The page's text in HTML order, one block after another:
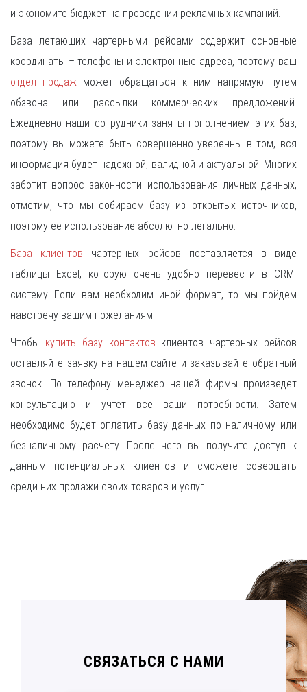
и экономите бюджет на проведении рекламных кампаний.
База летающих чартерными рейсами содержит основные
координаты – телефоны и электронные адреса, поэтому ваш
отдел продаж может обращаться к ним напрямую путем
обзвона или рассылки коммерческих предложений.
Ежедневно наши сотрудники заняты пополнением этих баз,
поэтому вы можете быть совершенно уверенны в том, вся
информация будет надежной, валидной и актуальной. Многих
заботит вопрос законности использования личных данных,
отметим, что мы собираем базу из открытых источников,
поэтому ее использование абсолютно легально.
База клиентов чартерных рейсов поставляется в виде
таблицы Excel, которую очень удобно перевести в CRM-
систему. Если вам необходим иной формат, то мы пойдем
навстречу вашим пожеланиям.
Чтобы купить базу контактов клиентов чартерных рейсов
оставляйте заявку на нашем сайте и заказывайте обратный
звонок. По телефону менеджер нашей фирмы произведет
консультацию и учтет все ваши потребности. Затем
необходимо будет оплатить базу данных по наличному или
безналичному расчету. После чего вы получите доступ к
данным потенциальных клиентов и сможете совершать
среди них продажи своих товаров и услуг.
СВЯЗАТЬСЯ С НАМИ